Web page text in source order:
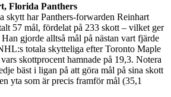
Florida Panthers
skytt har Panthers-forwarden Reinhart
57 mål, fördelat på 233 skott – vilket ger
gjorde alltså mål på nästan vart fjärde
totala skytteliga efter Toronto Maple
skottprocent hamnade på 19,3. Notera
bäst i ligan på att göra mål på sina skott
yta som är precis framför mål (35,1